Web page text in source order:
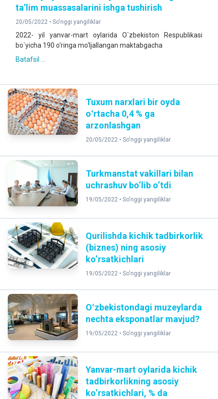
ta’lim muassasalarini ishga tushirish
20/05/2022 • So'nggi yangiliklar
2022- yil yanvar-mart oylarida O`zbekiston Respublikasi
bo`yicha 190 o‘ringa mo‘ljallangan maktabgacha
Batafsil ...
Tuxum narxlari bir oyda
oʻrtacha 0,4 % ga
arzonlashgan
20/05/2022 • So'nggi yangiliklar
Turkmanstat vakillari bilan
uchrashuv bo‘lib o‘tdi
19/05/2022 • So'nggi yangiliklar
Qurilishda kichik tadbirkorlik
(biznes) ning asosiy
ko‘rsatkichlari
19/05/2022 • So'nggi yangiliklar
Oʻzbekistondagi muzeylarda
nechta eksponatlar mavjud?
19/05/2022 • So'nggi yangiliklar
Yanvar-mart oylarida kichik
tadbirkorlikning asosiy
ko‘rsatkichlari, % da